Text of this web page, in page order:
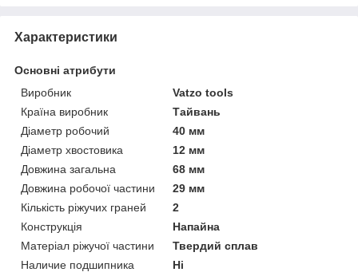
Характеристики
Основні атрибути
Виробник
Vatzo tools
Країна виробник
Тайвань
Діаметр робочий
40 мм
Діаметр хвостовика
12 мм
Довжина загальна
68 мм
Довжина робочої частини
29 мм
Кількість ріжучих граней
2
Конструкція
Напайна
Матеріал ріжучої частини
Твердий сплав
Наличие подшипника
Ні